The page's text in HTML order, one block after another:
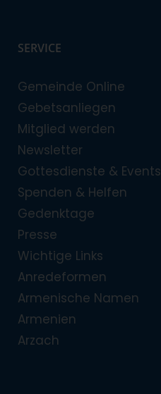
SERVICE
Gemeinde Online
Gebetsanliegen
Mitglied werden
Newsletter
Gottesdienste & Events
Spenden & Helfen
Gedenktage
Presse
Wichtige Links
Anredeformen
Armenische Namen
Armenien
Arzach